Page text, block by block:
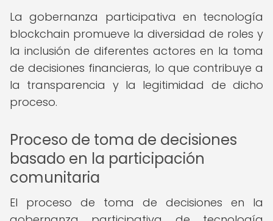
La gobernanza participativa en tecnología
blockchain promueve la diversidad de roles y
la inclusión de diferentes actores en la toma
de decisiones financieras, lo que contribuye a
la transparencia y la legitimidad de dicho
proceso.
Proceso de toma de decisiones
basado en la participación
comunitaria
El proceso de toma de decisiones en la